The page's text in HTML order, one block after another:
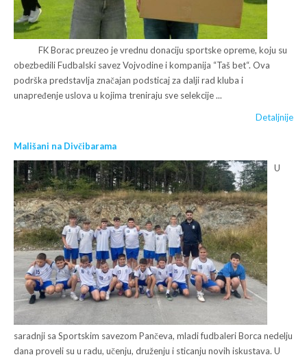
FK Borac preuzeo je vrednu donaciju sportske opreme, koju su
obezbedili Fudbalski savez Vojvodine i kompanija “Taš bet“. Ova
podrška predstavlja značajan podsticaj za dalji rad kluba i
unapređenje uslova u kojima treniraju sve selekcije ...
Detaljnije
Mališani na Divčibarama
U
saradnji sa Sportskim savezom Pančeva, mladi fudbaleri Borca nedelju
dana proveli su u radu, učenju, druženju i sticanju novih iskustava. U